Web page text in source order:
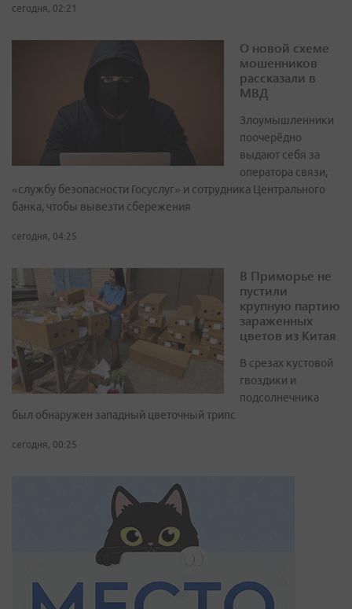
сегодня, 02:21
О новой схеме
мошенников
рассказали в
МВД
Злоумышленники
поочерёдно
выдают себя за
оператора связи,
«службу безопасности Госуслуг» и сотрудника Центрального
банка, чтобы вывезти сбережения
сегодня, 04:25
В Приморье не
пустили
крупную партию
зараженных
цветов из Китая
В срезах кустовой
гвоздики и
подсолнечника
был обнаружен западный цветочный трипс
сегодня, 00:25